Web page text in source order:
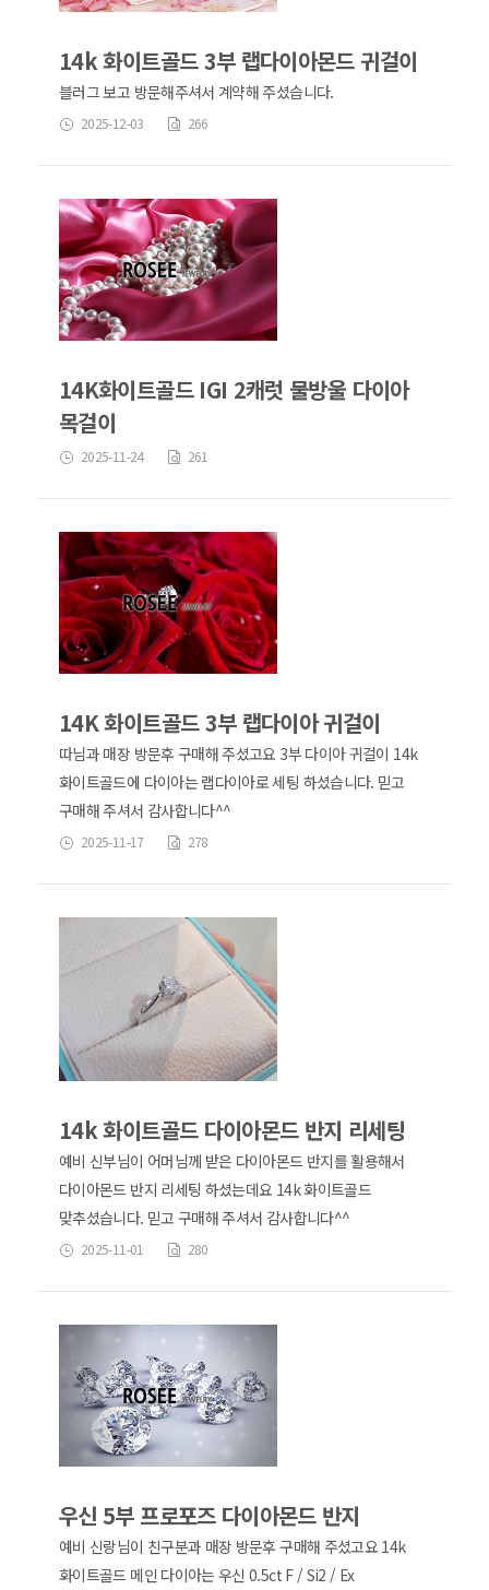
14k 화이트골드 3부 랩다이아몬드 귀걸이
블러그 보고 방문해주셔서 계약해 주셨습니다.
2025-12-03 266
14K화이트골드 IGI 2캐럿 물방울 다이아
목걸이
2025-11-24 261
14K 화이트골드 3부 랩다이아 귀걸이
따님과 매장 방문후 구매해 주셨고요 3부 다이아 귀걸이 14k
화이트골드에 다이아는 랩다이아로 세팅 하셨습니다. 믿고
구매해 주셔서 감사합니다^^
2025-11-17 278
14k 화이트골드 다이아몬드 반지 리세팅
예비 신부님이 어머님께 받은 다이아몬드 반지를 활용해서
다이아몬드 반지 리세팅 하셨는데요 14k 화이트골드
맞추셨습니다. 믿고 구매해 주셔서 감사합니다^^
2025-11-01 280
우신 5부 프로포즈 다이아몬드 반지
예비 신랑님이 친구분과 매장 방문후 구매해 주셨고요 14k
화이트골드 메인 다이아는 우신 0.5ct F / Si2 / Ex